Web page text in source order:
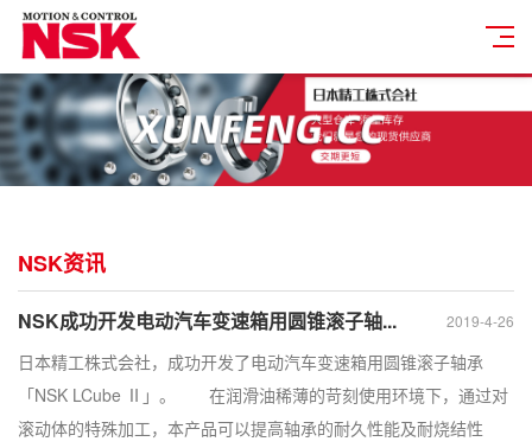
NSK资讯
2019-4-26
NSK成功开发电动汽车变速箱用圆锥滚子轴...
日本精工株式会社，成功开发了电动汽车变速箱用圆锥滚子轴承
「NSK LCube Ⅱ」。 在润滑油稀薄的苛刻使用环境下，通过对
滚动体的特殊加工，本产品可以提高轴承的耐久性能及耐烧结性